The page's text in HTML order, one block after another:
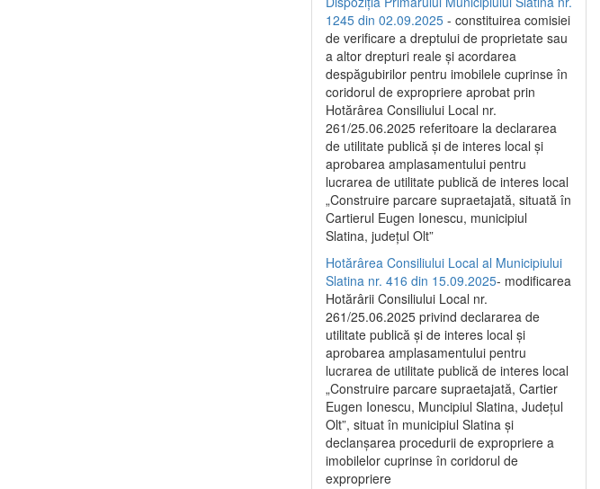
1245 din 02.09.2025 - constituirea comisiei
de verificare a dreptului de proprietate sau
a altor drepturi reale și acordarea
despăgubirilor pentru imobilele cuprinse în
coridorul de expropriere aprobat prin
Hotărârea Consiliului Local nr.
261/25.06.2025 referitoare la declararea
de utilitate publică și de interes local și
aprobarea amplasamentului pentru
lucrarea de utilitate publică de interes local
„Construire parcare supraetajată, situată în
Cartierul Eugen Ionescu, municipiul
Slatina, județul Olt”
Hotărârea Consiliului Local al Municipiului
Slatina nr. 416 din 15.09.2025- modificarea
Hotărârii Consiliului Local nr.
261/25.06.2025 privind declararea de
utilitate publică și de interes local și
aprobarea amplasamentului pentru
lucrarea de utilitate publică de interes local
„Construire parcare supraetajată, Cartier
Eugen Ionescu, Muncipiul Slatina, Județul
Olt”, situat în municipiul Slatina și
declanșarea procedurii de expropriere a
imobilelor cuprinse în coridorul de
expropriere